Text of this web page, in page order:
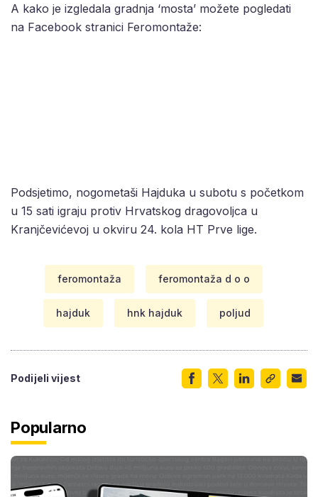
A kako je izgledala gradnja ‘mosta’ možete pogledati
na Facebook stranici Feromontaže:
Podsjetimo, nogometaši Hajduka u subotu s početkom
u 15 sati igraju protiv Hrvatskog dragovoljca u
Kranjčevićevoj u okviru 24. kola HT Prve lige.
feromontaža feromontaža d o o
hajduk hnk hajduk poljud
Podijeli vijest
Popularno